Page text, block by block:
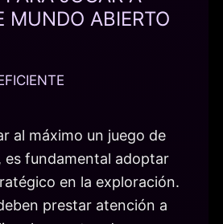
MUNDO ABIERTO
al máximo un juego de
es fundamental adoptar
en la exploración.
prestar atención a